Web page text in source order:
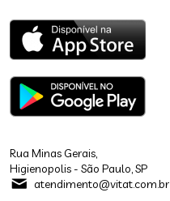
Rua Minas Gerais,
Higienopolis - São Paulo, SP
atendimento@vitat.com.br